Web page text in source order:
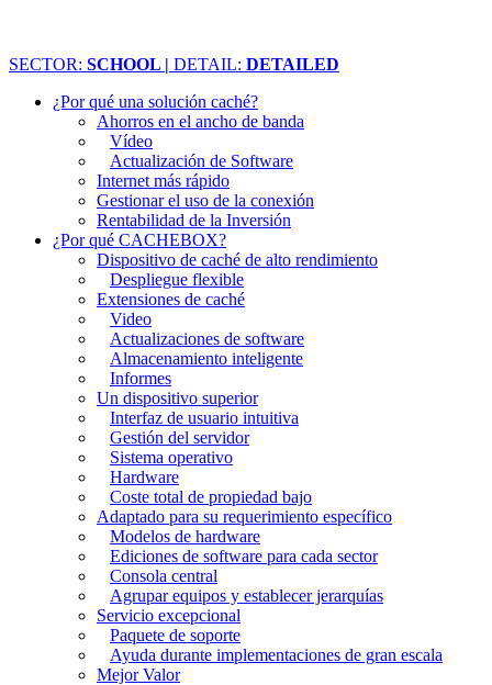
SECTOR: SCHOOL | DETAIL: DETAILED
¿Por qué una solución caché?
Ahorros en el ancho de banda
Vídeo
Actualización de Software
Internet más rápido
Gestionar el uso de la conexión
Rentabilidad de la Inversión
¿Por qué CACHEBOX?
Dispositivo de caché de alto rendimiento
Despliegue flexible
Extensiones de caché
Video
Actualizaciones de software
Almacenamiento inteligente
Informes
Un dispositivo superior
Interfaz de usuario intuitiva
Gestión del servidor
Sistema operativo
Hardware
Coste total de propiedad bajo
Adaptado para su requerimiento específico
Modelos de hardware
Ediciones de software para cada sector
Consola central
Agrupar equipos y establecer jerarquías
Servicio excepcional
Paquete de soporte
Ayuda durante implementaciones de gran escala
Mejor Valor